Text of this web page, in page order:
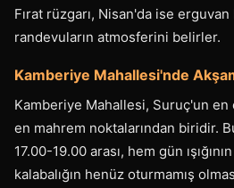
Fırat rüzgarı, Nisan'da ise
randevuların atmosferini belirler.
Kamberiye Mahallesi'nde
Kamberiye Mahallesi, Suruç'un en
en mahrem noktalarından biridir.
17.00-19.00 arası, hem gün
kalabalığın henüz oturmamış